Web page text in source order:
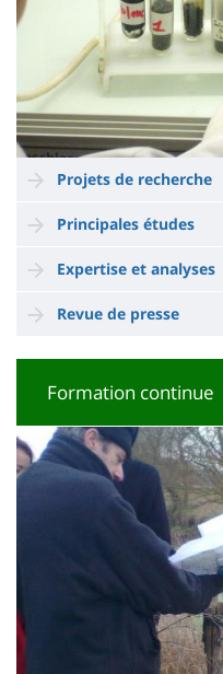
Projets de recherche
Principales études
Expertise et analyses
Revue de presse
Formation continue
Imagen